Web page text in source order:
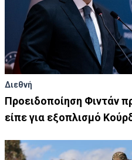
Διεθνή
Προειδοποίηση Φιντάν
είπε για εξοπλισμό